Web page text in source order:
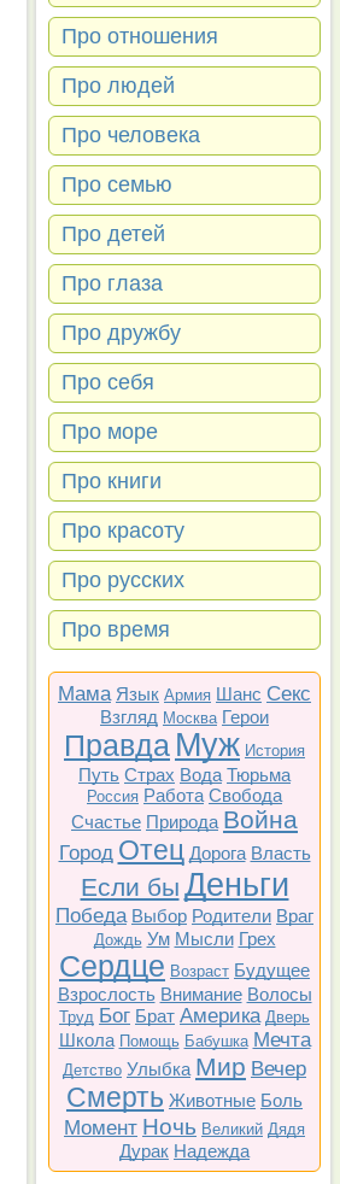
Про отношения
Про людей
Про человека
Про семью
Про детей
Про глаза
Про дружбу
Про себя
Про море
Про книги
Про красоту
Про русских
Про время
Мама Язык Армия Шанс Секс
Взгляд Москва Герои
Правда Муж История
Путь Страх Вода Тюрьма
Россия Работа Свобода
Счастье Природа Война
Город Отец Дорога Власть
Если бы Деньги
Победа Выбор Родители Враг
Дождь Ум Мысли Грех
Сердце Возраст Будущее
Взрослость Внимание Волосы
Труд Бог Брат Америка Дверь
Школа Помощь Бабушка Мечта
Детство Улыбка Мир Вечер
Смерть Животные Боль
Момент Ночь Великий Дядя
Дурак Надежда